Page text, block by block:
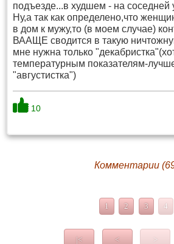
подъезде...в худшем - на соседней
Ну,а так как определено,что
в дом к мужу,то (в моем случае)
ВААЩЕ сводится в такую
мне нужна только
температурным показателям-
"августистка")
10
Комментарии
1 2 3 4
|< < >